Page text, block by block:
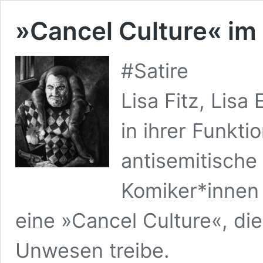
»Cancel Culture«
#Satire
Lisa Fitz, Lisa
in ihrer
eine »Cancel Culture«,
Unwesen treibe.